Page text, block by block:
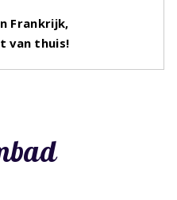
Frankrijk,
van thuis!